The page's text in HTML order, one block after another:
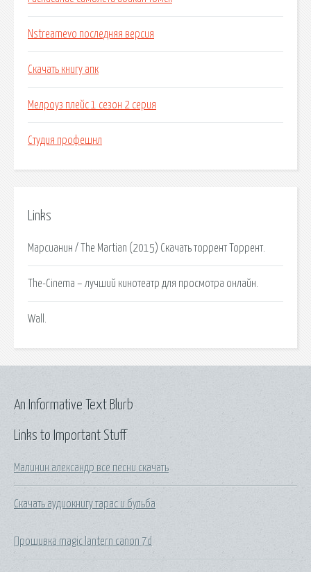
Nstreamevo последняя версия
Скачать книгу апк
Мелроуз плейс 1 сезон 2 серия
Студия профешнл
Links
Марсианин / The Martian (2015) Скачать торрент Торрент.
The-Cinema – лучший кинотеатр для просмотра онлайн.
Wall.
Links to Important Stuff
Малинин александр все песни скачать
Скачать аудиокнигу тарас и бульба
Прошивка magic lantern canon 7d
An Informative Text Blurb